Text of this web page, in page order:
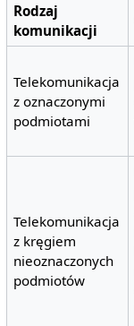
Rodzaj
komunikacji
Telekomunikacja
z oznaczonymi
podmiotami
Telekomunikacja
z kręgiem
nieoznaczonych
podmiotów